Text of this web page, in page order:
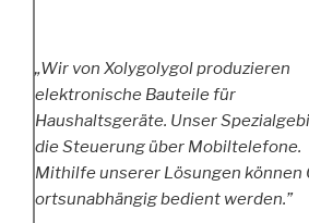
„Wir von Xolygolygol produzieren
elektronische Bauteile für
Haushaltsgeräte. Unser
die Steuerung über Mobiltelefone.
Mithilfe unserer Lösungen können
ortsunabhängig bedient werden.”